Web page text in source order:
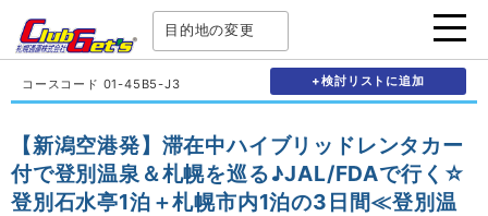
目的地の変更
コースコード 01-45B5-J3 +検討リストに追加
【新潟空港発】滞在中ハイブリッドレンタカー
付で登別温泉＆札幌を巡る♪JAL/FDAで行く☆
登別石水亭1泊＋札幌市内1泊の3日間≪登別温